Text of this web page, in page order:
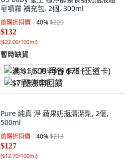
皂噴霧 補充包, 2個, 300ml
首購折扣價 40%$220
$132
($22.00/100ml)
暫時缺貨
满 $1,500 再省 $75 (王道卡)
$7 酷澎幣回饋
Pure 純真 淨 蔬果奶瓶清潔劑, 2個,
500ml
首購折扣價 40%$213
$127
($12.70/100ml)